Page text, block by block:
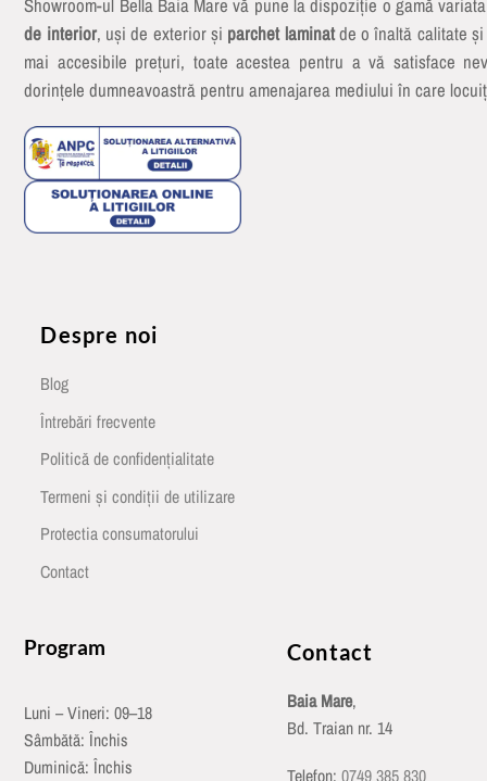
Showroom-ul Bella Baia Mare vă pune la dispoziție o gamă
de interior, uși de exterior și parchet laminatde o înaltă calitate și
mai accesibile prețuri, toate acestea pentru a vă satisface
dorințele dumneavoastră pentru amenajarea mediului în care
Despre noi
Blog
Întrebări frecvente
Politică de confidențialitate
Termeni și condiții de utilizare
Protectia consumatorului
Contact
Program
Luni – Vineri: 09–18
Sâmbătă: Închis
Duminică: Închis
Contact
Baia Mare,
Bd. Traian nr. 14
Telefon: 0749 385 830